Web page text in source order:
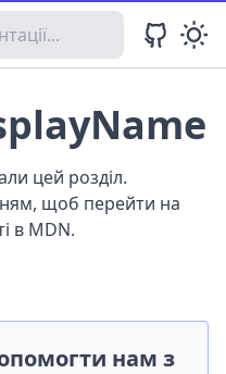
цей розділ.
щоб перейти на
в MDN.
нам з